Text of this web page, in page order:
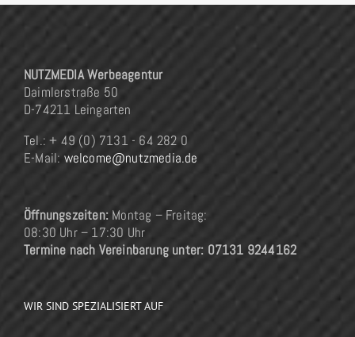
NUTZMEDIA Werbeagentur
Daimlerstraße 50
D-74211 Leingarten
Tel.: + 49 (0) 7131 - 64 282 0
E-Mail: welcome@nutzmedia.de
Öffnungszeiten: Montag – Freitag:
08:30 Uhr – 17:30 Uhr
Termine nach Vereinbarung unter: 07131 9244162
WIR SIND SPEZIALISIERT AUF